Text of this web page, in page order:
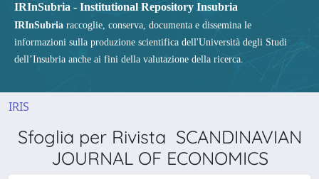
IRInSubria - Institutional Repository Insubria
IRInSubria raccoglie, conserva, documenta e dissemina le
informazioni sulla produzione scientifica dell'Università degli Studi
dell’Insubria anche ai fini della valutazione della ricerca.
IRIS
Sfoglia per Rivista SCANDINAVIAN
JOURNAL OF ECONOMICS